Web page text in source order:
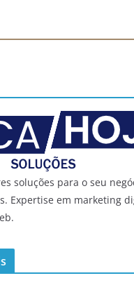
soluções para o seu
Expertise em marketing